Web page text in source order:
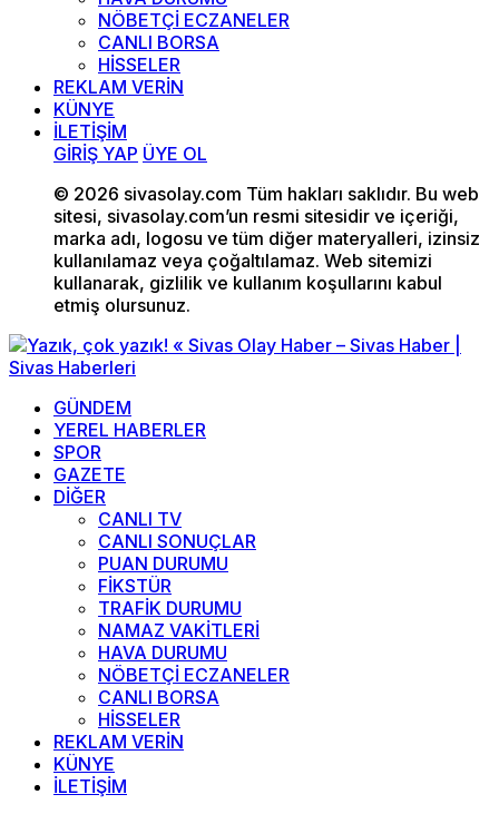
NÖBETÇİ ECZANELER
CANLI BORSA
HİSSELER
REKLAM VERİN
KÜNYE
İLETİŞİM
GİRİŞ YAP ÜYE OL
© 2026 sivasolay.com Tüm hakları saklıdır. Bu web
sitesi, sivasolay.com’un resmi sitesidir ve içeriği,
marka adı, logosu ve tüm diğer materyalleri, izinsiz
kullanılamaz veya çoğaltılamaz. Web sitemizi
kullanarak, gizlilik ve kullanım koşullarını kabul
etmiş olursunuz.
GÜNDEM
YEREL HABERLER
SPOR
GAZETE
DİĞER
CANLI TV
CANLI SONUÇLAR
PUAN DURUMU
FİKSTÜR
TRAFİK DURUMU
NAMAZ VAKİTLERİ
HAVA DURUMU
NÖBETÇİ ECZANELER
CANLI BORSA
HİSSELER
REKLAM VERİN
KÜNYE
İLETİŞİM